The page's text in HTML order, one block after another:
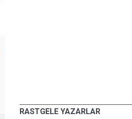
RASTGELE YAZARLAR